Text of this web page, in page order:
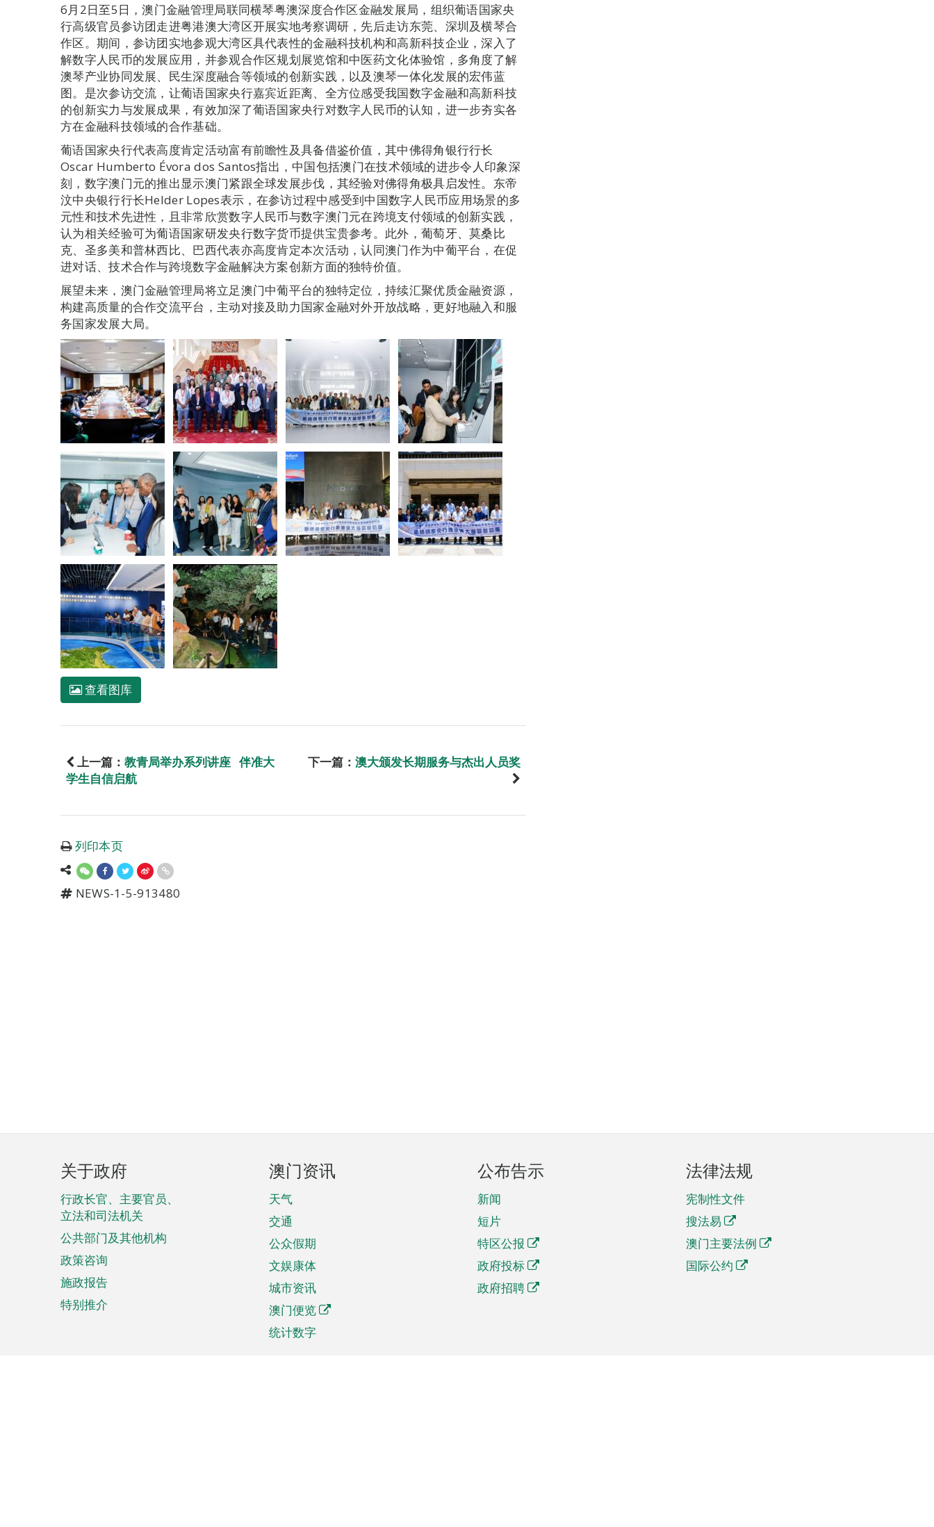
6月2日至5日，澳门金融管理局联同横琴粤澳深度合作区金融发展局，组织葡语国家央
行高级官员参访团走进粤港澳大湾区开展实地考察调研，先后走访东莞、深圳及横琴合
作区。期间，参访团实地参观大湾区具代表性的金融科技机构和高新科技企业，深入了
解数字人民币的发展应用，并参观合作区规划展览馆和中医药文化体验馆，多角度了解
澳琴产业协同发展、民生深度融合等领域的创新实践，以及澳琴一体化发展的宏伟蓝
图。是次参访交流，让葡语国家央行嘉宾近距离、全方位感受我国数字金融和高新科技
的创新实力与发展成果，有效加深了葡语国家央行对数字人民币的认知，进一步夯实各
方在金融科技领域的合作基础。
葡语国家央行代表高度肯定活动富有前瞻性及​具备借鉴价值，其中佛得角银行行长
Oscar Humberto Évora dos Santos指出，中国包括澳门在技术领域的进步令人印象深
刻，数字澳门元的推出显示澳门紧跟全球发展步伐，其经验对佛得角极具启发性。东帝
汶中央银行行长Helder Lopes表示，在参访过程中感受到中国数字人民币应用场景的多
元性和技术先进性，且非常欣赏数字人民币与数字澳门元在跨境支付领域的创新实践，
认为相关经验可为葡语国家研发央行数字货币提供宝贵参考。此外，葡萄牙、莫桑比
克、圣多美和普林西比、巴西代表亦高度肯定本次活动，认同澳门作为中葡平台，在促
进对话、技术合作与跨境数字金融解决方案创新方面的独特价值。
展望未来，澳门金融管理局将立足澳门中葡平台的独特定位，持续汇聚优质金融资源，
构建高质量的合作交流平台，主动对接及助力国家金融对外开放战略，更好地融入和服
务国家发展大局。
查看图库
上一篇： 教青局举办系列讲座 伴准大
学生自信启航
下一篇： 澳大颁发长期服务与杰出人员奖
列印本页
NEWS-1-5-913480
页
脚
菜
单
关于政府
行政长官、主要官员、
立法和司法机关
公共部门及其他机构
政策咨询
施政报告
特别推介
澳门资讯
天气
交通
公众假期
文娱康体
城市资讯
澳门便览
统计数字
公布告示
新闻
短片
特区公报
政府投标
政府招聘
法律法规
宪制性文件
搜法易
澳门主要法例
国际公约